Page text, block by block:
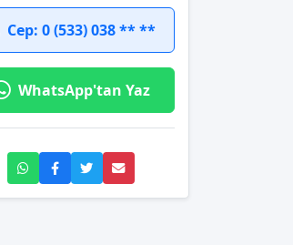
Cep: 0 (533) 038 ** **
WhatsApp'tan Yaz